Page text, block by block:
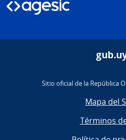
Sitio oficial de la República
Mapa del
Términos